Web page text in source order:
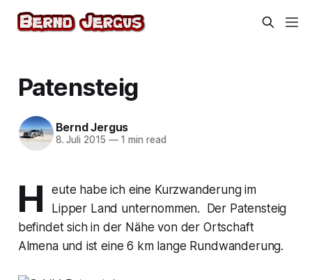
Patensteig
Bernd Jergus
8. Juli 2015 —1 min read
H
eute habe ich eine Kurzwanderung im
Lipper Land unternommen. Der Patensteig
befindet sich in der Nähe von der Ortschaft
Almena und ist eine 6 km lange Rundwanderung.